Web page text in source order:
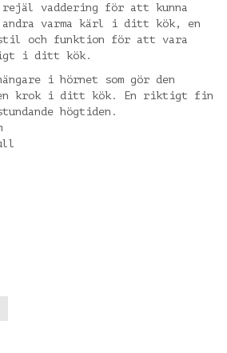
rejäl vaddering för att kunna
andra varma kärl i ditt kök, en
stil och funktion för att vara
i ditt kök.
i hörnet som gör den
krok i ditt kök. En riktigt fin
högtiden.